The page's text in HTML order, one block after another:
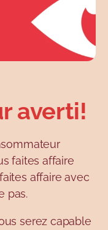
averti!
faites affaire
affaire avec
pas.
serez capable